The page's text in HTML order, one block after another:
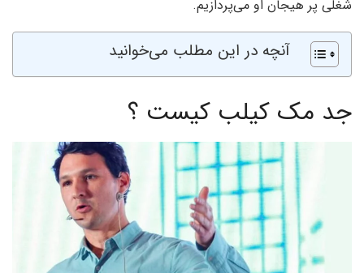
شغلی پر هیجان او می‌پردازیم.
آنچه در این مطلب می‌خوانید
جد مک کیلب کیست ؟